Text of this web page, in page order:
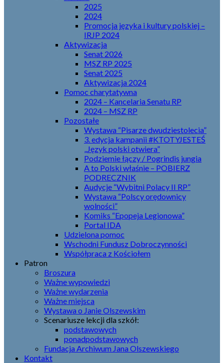
2025
2024
Promocja języka i kultury polskiej –
IRJP 2024
Aktywizacja
Senat 2026
MSZ RP 2025
Senat 2025
Aktywizacja 2024
Pomoc charytatywna
2024 – Kancelaria Senatu RP
2024 – MSZ RP
Pozostałe
Wystawa “Pisarze dwudziestolecia”
3. edycja kampanii #KTOTYJESTEŚ
„Język polski otwiera”
Podziemie łączy / Pogrindis jungia
A to Polski właśnie – POBIERZ
PODRECZNIK
Audycje “Wybitni Polacy II RP”
Wystawa “Polscy orędownicy
wolności”
Komiks “Epopeja Legionowa”
Portal IDA
Udzielona pomoc
Wschodni Fundusz Dobroczynności
Współpraca z Kościołem
Patron
Broszura
Ważne wypowiedzi
Ważne wydarzenia
Ważne miejsca
Wystawa o Janie Olszewskim
Scenariusze lekcji dla szkół:
podstawowych
ponadpodstawowych
Fundacja Archiwum Jana Olszewskiego
Kontakt